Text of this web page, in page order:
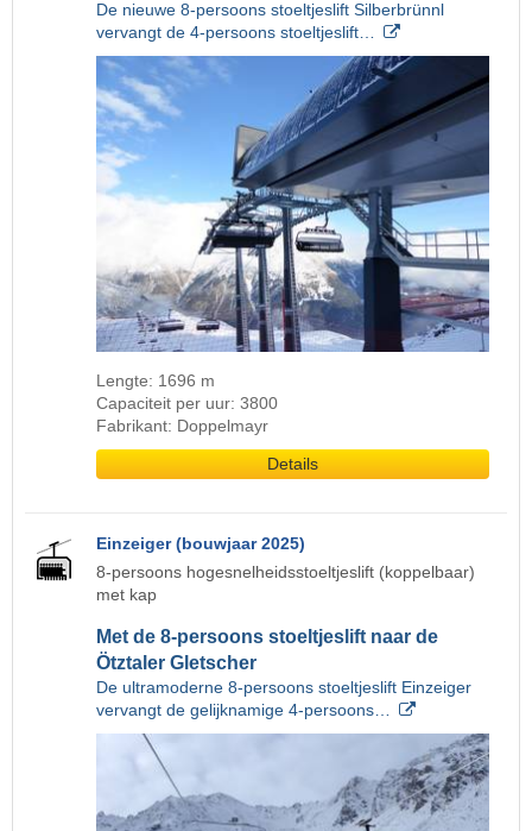
De nieuwe 8-persoons stoeltjeslift Silberbrünnl
vervangt de 4-persoons stoeltjeslift…
Lengte: 1696 m
Capaciteit per uur: 3800
Fabrikant: Doppelmayr
Details
Einzeiger (bouwjaar 2025)
8-persoons hogesnelheidsstoeltjeslift (koppelbaar)
met kap
Met de 8-persoons stoeltjeslift naar de
Ötztaler Gletscher
De ultramoderne 8-persoons stoeltjeslift Einzeiger
vervangt de gelijknamige 4-persoons…